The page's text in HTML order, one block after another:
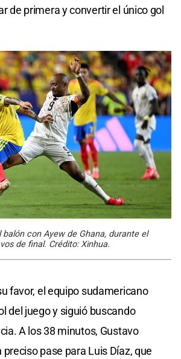
de primera y convertir el único gol
con Ayew de Ghana, durante el
de final. Crédito: Xinhua.
favor, el equipo sudamericano
del juego y siguió buscando
A los 38 minutos, Gustavo
pase para Luis Díaz, que